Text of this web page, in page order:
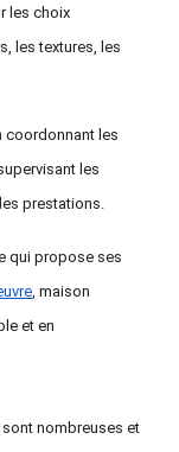
les choix
les textures, les
coordonnant les
les
prestations.
qui propose ses
, maison
et en
sont nombreuses et